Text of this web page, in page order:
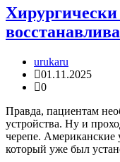
urukaru
01.11.2025
0
Правда, пациентам
устройства. Ну и
черепе. Американские
который уже был